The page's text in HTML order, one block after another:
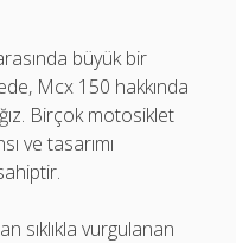
büyük bir
Mcx 150 hakkında
Birçok motosiklet
ve tasarımı
sıklıkla vurgulanan